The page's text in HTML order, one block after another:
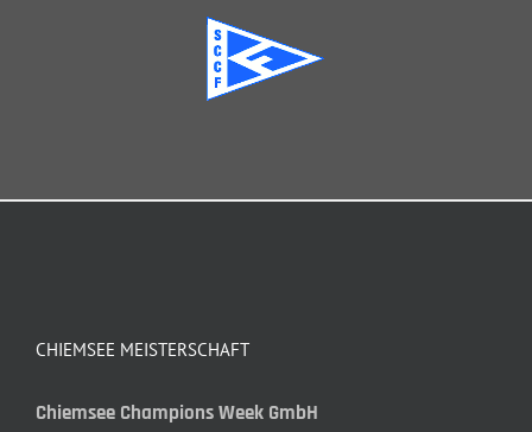
CHIEMSEE MEISTERSCHAFT
Chiemsee Champions Week GmbH